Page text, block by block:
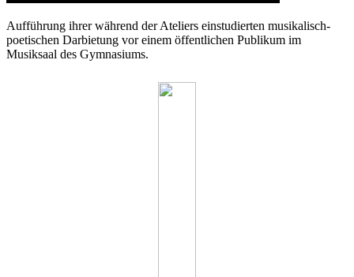
Aufführung ihrer während der Ateliers einstudierten musikalisch-
poetischen Darbietung vor einem öffentlichen Publikum im
Musiksaal des Gymnasiums.